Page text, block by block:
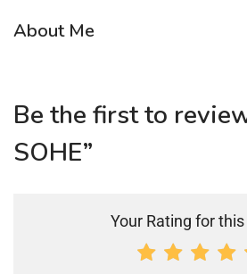
About Me
Be the first to
SOHE”
Your Rating for